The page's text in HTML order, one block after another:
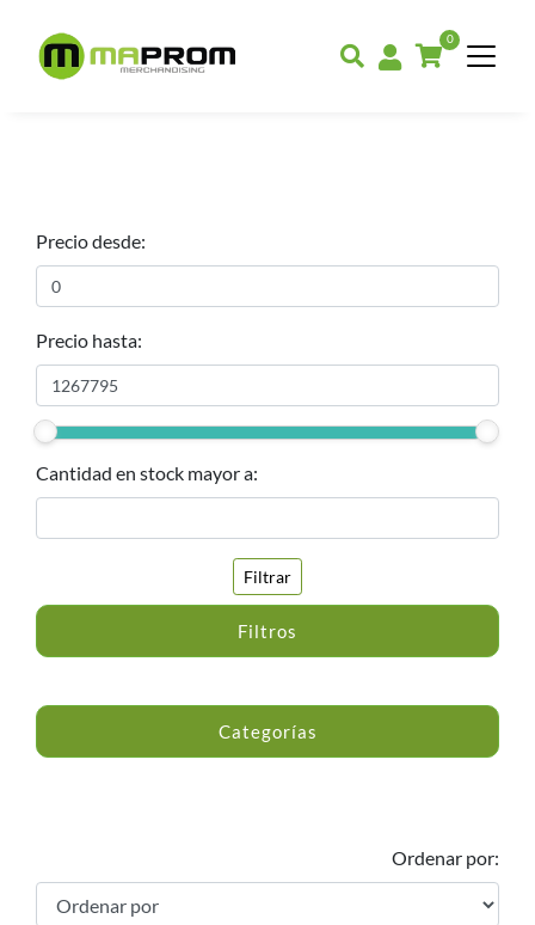
0
Precio desde:
Precio hasta:
Cantidad en stock mayor a:
Filtrar
Filtros
Categorías
Ordenar por: